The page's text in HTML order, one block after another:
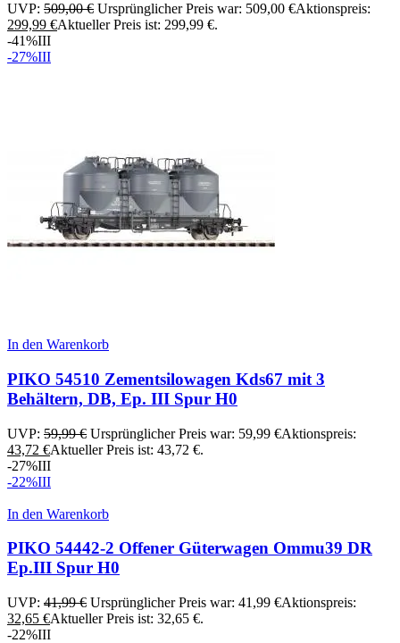
UVP: 509,00€ Ursprünglicher Preis war: 509,00 €Aktionspreis:
299,99 €Aktueller Preis ist: 299,99 €.
-41%III
-27%III
In den Warenkorb
PIKO 54510 Zementsilowagen Kds67 mit 3
Behältern, DB, Ep. III Spur H0
UVP: 59,99€ Ursprünglicher Preis war: 59,99 €Aktionspreis:
43,72 €Aktueller Preis ist: 43,72 €.
-27%III
-22%III
In den Warenkorb
PIKO 54442-2 Offener Güterwagen Ommu39 DR
Ep.III Spur H0
UVP: 41,99€ Ursprünglicher Preis war: 41,99 €Aktionspreis:
32,65 €Aktueller Preis ist: 32,65 €.
-22%III